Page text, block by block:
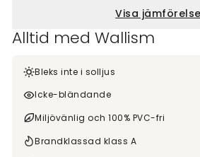
Visa jämförelse
Alltid med Wallism
Bleks inte i solljus
Icke-bländande
Miljövänlig och 100% PVC-fri
Brandklassad klass A